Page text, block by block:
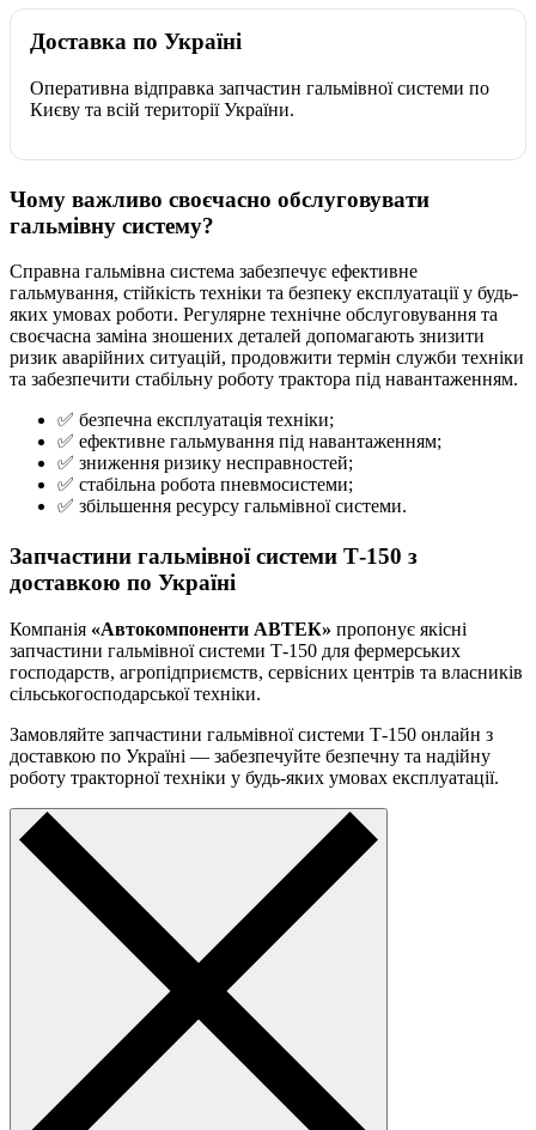
Доставка по Україні
Оперативна відправка запчастин гальмівної системи по
Києву та всій території України.
Чому важливо своєчасно обслуговувати
гальмівну систему?
Справна гальмівна система забезпечує ефективне
гальмування, стійкість техніки та безпеку експлуатації у будь-
яких умовах роботи. Регулярне технічне обслуговування та
своєчасна заміна зношених деталей допомагають знизити
ризик аварійних ситуацій, продовжити термін служби техніки
та забезпечити стабільну роботу трактора під навантаженням.
✅ безпечна експлуатація техніки;
✅ ефективне гальмування під навантаженням;
✅ зниження ризику несправностей;
✅ стабільна робота пневмосистеми;
✅ збільшення ресурсу гальмівної системи.
Запчастини гальмівної системи Т-150 з
доставкою по Україні
Компанія «Автокомпоненти АВТЕК» пропонує якісні
запчастини гальмівної системи Т-150 для фермерських
господарств, агропідприємств, сервісних центрів та власників
сільськогосподарської техніки.
Замовляйте запчастини гальмівної системи Т-150 онлайн з
доставкою по Україні — забезпечуйте безпечну та надійну
роботу тракторної техніки у будь-яких умовах експлуатації.